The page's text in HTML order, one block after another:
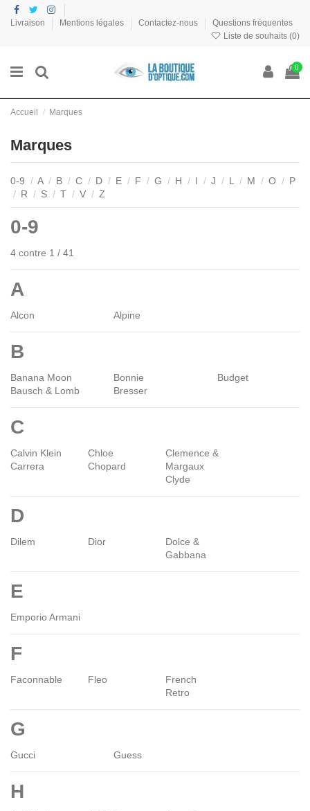
Livraison Mentions légales Contactez-nous
Questions fréquentes
Liste de souhaits (0)
0
Accueil Marques
Marques
0-9 / A / B / C / D / E / F / G / H / I / J / L / M / O / P
/ R / S / T / V / Z
0-9
4 contre 1 / 41
A
Alcon Alpine
B
Banana Moon
Bausch & Lomb
Bonnie
Bresser
Budget
C
Calvin Klein
Carrera
Chloe
Chopard
Clemence &
Margaux
Clyde
D
Dilem Dior
Dolce &
Gabbana
E
Emporio Armani
F
Faconnable Fleo
French
Retro
G
Gucci Guess
H